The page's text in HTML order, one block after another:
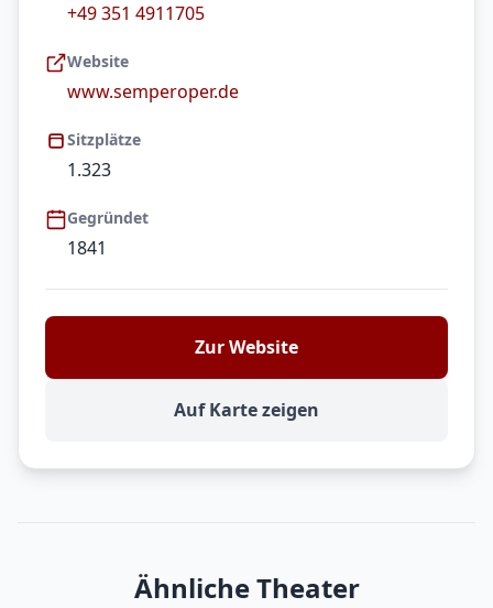
+49 351 4911705
Website
www.semperoper.de
Sitzplätze
1.323
Gegründet
1841
Zur Website
Auf Karte zeigen
Ähnliche Theater